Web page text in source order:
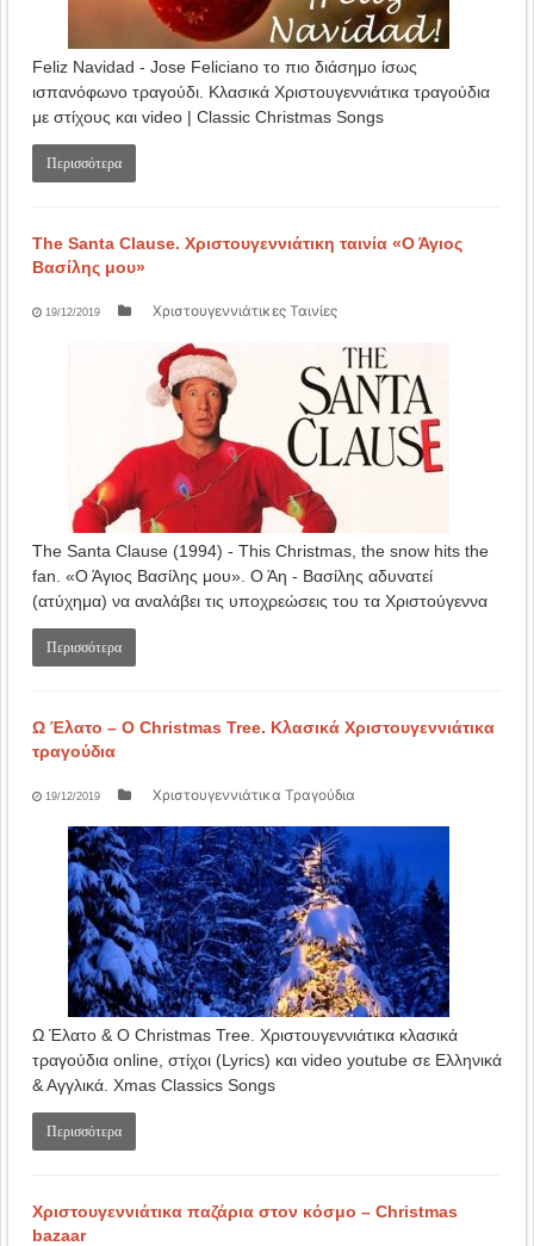
Feliz Navidad - Jose Feliciano το πιο διάσημο ίσως
ισπανόφωνο τραγούδι. Κλασικά Χριστουγεννιάτικα τραγούδια
με στίχους και video | Classic Christmas Songs
Περισσότερα
The Santa Clause. Χριστουγεννιάτικη ταινία «Ο Άγιος
Βασίλης μου»
19/12/2019 Χριστουγεννιάτικες Ταινίες
The Santa Clause (1994) - This Christmas, the snow hits the
fan. «Ο Άγιος Βασίλης μου». Ο Άη - Βασίλης αδυνατεί
(ατύχημα) να αναλάβει τις υποχρεώσεις του τα Χριστούγεννα
Περισσότερα
Ω Έλατο – O Christmas Tree. Κλασικά Χριστουγεννιάτικα
τραγούδια
19/12/2019 Χριστουγεννιάτικα Τραγούδια
Ω Έλατο & O Christmas Tree. Χριστουγεννιάτικα κλασικά
τραγούδια online, στίχοι (Lyrics) και video youtube σε Ελληνικά
& Αγγλικά. Xmas Classics Songs
Περισσότερα
Χριστουγεννιάτικα παζάρια στον κόσμο – Christmas
bazaar